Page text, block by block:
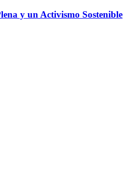
y un Activismo Sostenible